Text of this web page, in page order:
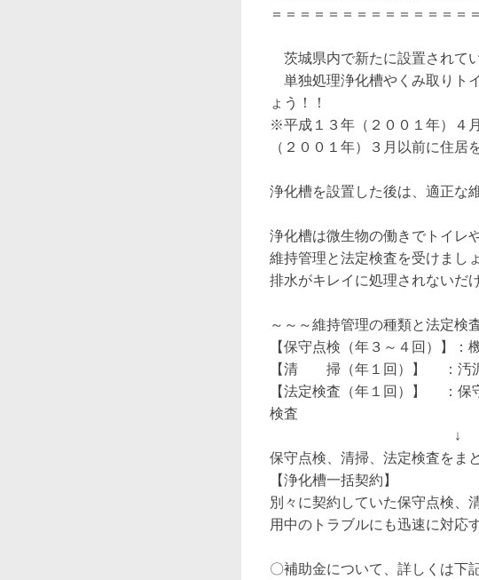
＝＝＝＝＝＝＝＝＝＝＝＝＝＝
茨城県内で新たに設置されて
単独処理浄化槽やくみ取りト
ょう！！
※平成１３年（２００１年）４
（２００１年）３月以前に住居
浄化槽を設置した後は、適正な
浄化槽は微生物の働きでトイレ
維持管理と法定検査を受けまし
排水がキレイに処理されないだ
～～～維持管理の種類と法定検
【保守点検（年３～４回）】
【清　　掃（年１回）】　 ：
【法定検査（年１回）】　 ：
検査
↓
保守点検、清掃、法定検査をま
【浄化槽一括契約】
別々に契約していた保守点検、
用中のトラブルにも迅速に対応